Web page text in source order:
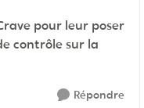
pour leur poser
contrôle sur la
Répondre